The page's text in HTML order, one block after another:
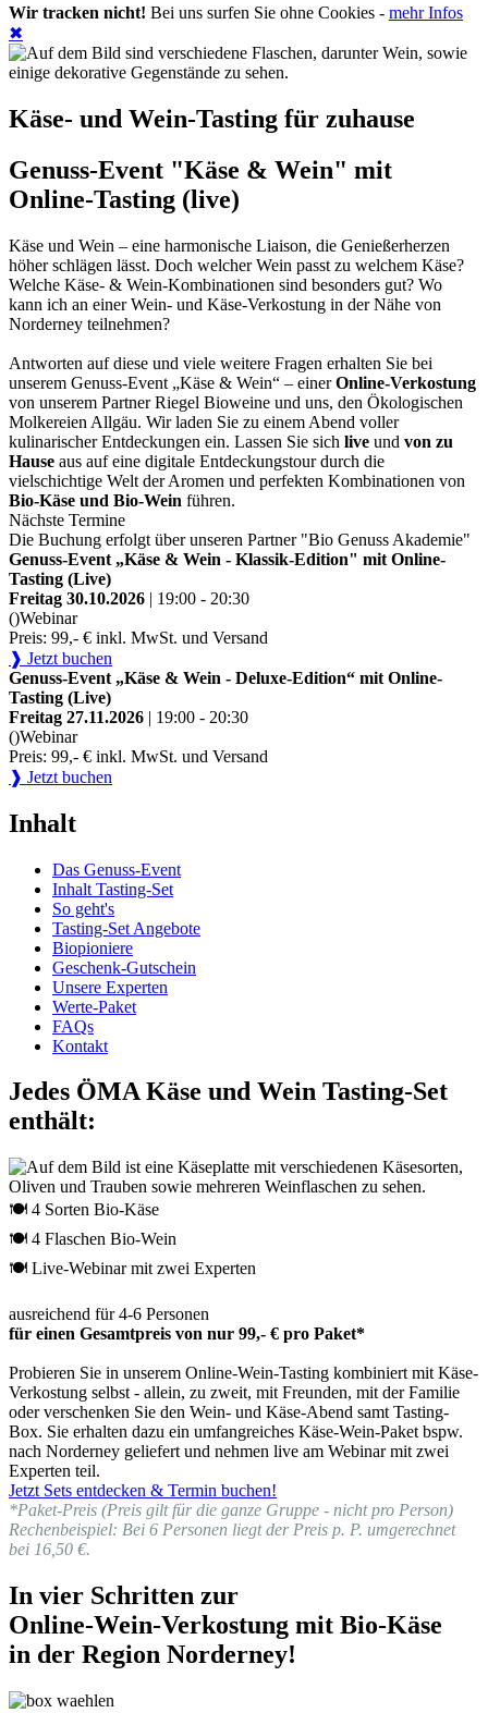
Wir tracken nicht! Bei uns surfen Sie ohne Cookies - mehr Infos
✖
Käse- und Wein-Tasting für zuhause
Genuss-Event "Käse & Wein" mit
Online-Tasting (live)
Käse und Wein – eine harmonische Liaison, die Genießerherzen
höher schlägen lässt. Doch welcher Wein passt zu welchem Käse?
Welche Käse- & Wein-Kombinationen sind besonders gut? Wo
kann ich an einer Wein- und Käse-Verkostung in der Nähe von
Norderney teilnehmen?
Antworten auf diese und viele weitere Fragen erhalten Sie bei
unserem Genuss-Event „Käse & Wein“ – einerOnline-Verkostung
von unserem Partner Riegel Bioweine und uns, den Ökologischen
Molkereien Allgäu. Wir laden Sie zu einem Abend voller
kulinarischer Entdeckungen ein. Lassen Sie sich live und von zu
Hause aus auf eine digitale Entdeckungstour durch die
vielschichtige Welt der Aromen und perfekten Kombinationen von
Bio-Käse und Bio-Wein führen.
Nächste Termine
Die Buchung erfolgt über unseren Partner "Bio Genuss Akademie"
Genuss-Event „Käse & Wein - Klassik-Edition" mit Online-
Tasting (Live)
Freitag 30.10.2026 | 19:00 - 20:30
()Webinar
Preis: 99,- € inkl. MwSt. und Versand
❱ Jetzt buchen
Genuss-Event „Käse & Wein - Deluxe-Edition“ mit Online-
Tasting (Live)
Freitag 27.11.2026 | 19:00 - 20:30
()Webinar
Preis: 99,- € inkl. MwSt. und Versand
❱ Jetzt buchen
Inhalt
Das Genuss-Event
Inhalt Tasting-Set
So geht's
Tasting-Set Angebote
Biopioniere
Geschenk-Gutschein
Unsere Experten
Werte-Paket
FAQs
Kontakt
Jedes ÖMA Käse und Wein Tasting-Set
enthält:
🍽 4 Sorten Bio-Käse
🍽 4 Flaschen Bio-Wein
🍽 Live-Webinar mit zwei Experten
ausreichend für 4-6 Personen
für einen Gesamtpreis von nur 99,- € pro Paket*
Probieren Sie in unserem Online-Wein-Tasting kombiniert mit Käse-
Verkostung selbst - allein, zu zweit, mit Freunden, mit der Familie
oder verschenken Sie den Wein- und Käse-Abend samt Tasting-
Box. Sie erhalten dazu ein umfangreiches Käse-Wein-Paket bspw.
nach Norderney geliefert und nehmen live am Webinar mit zwei
Experten teil.
Jetzt Sets entdecken & Termin buchen!
*Paket-Preis (Preis gilt für die ganze Gruppe - nicht pro Person)
Rechenbeispiel: Bei 6 Personen liegt der Preis p. P. umgerechnet
bei 16,50 €.
In vier Schritten zur
Online-Wein-Verkostung mit Bio-Käse
in der Region Norderney!